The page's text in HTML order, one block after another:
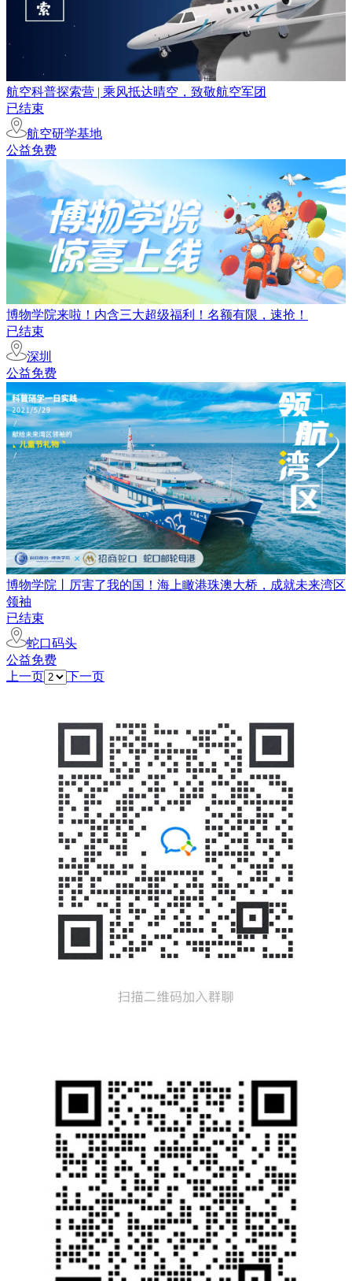
航空科普探索营 | 乘风抵达晴空，致敬航空军团
已结束
航空研学基地
公益免费
博物学院来啦！内含三大超级福利！名额有限，速抢！
已结束
深圳
公益免费
博物学院丨厉害了我的国！海上瞰港珠澳大桥，成就未来湾区
领袖
已结束
蛇口码头
公益免费
上一页
下一页